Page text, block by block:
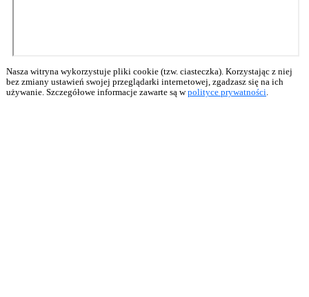
Nasza witryna wykorzystuje pliki cookie (tzw. ciasteczka). Korzystając z niej
bez zmiany ustawień swojej przeglądarki internetowej, zgadzasz się na ich
używanie. Szczegółowe informacje zawarte są wpolityce prywatności.